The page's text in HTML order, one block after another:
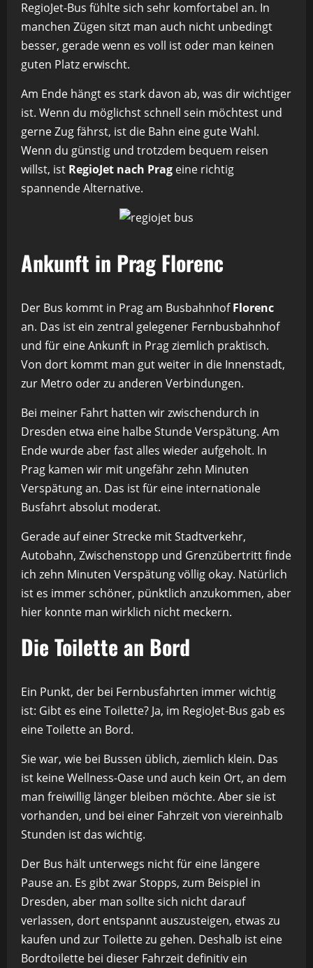
RegioJet-Bus fühlte sich sehr komfortabel an. In
manchen Zügen sitzt man auch nicht unbedingt
besser, gerade wenn es voll ist oder man keinen
guten Platz erwischt.
Am Ende hängt es stark davon ab, was dir wichtiger
ist. Wenn du möglichst schnell sein möchtest und
gerne Zug fährst, ist die Bahn eine gute Wahl.
Wenn du günstig und trotzdem bequem reisen
willst, ist RegioJet nach Prag eine richtig
spannende Alternative.
Ankunft in Prag Florenc
Der Bus kommt in Prag am BusbahnhofFlorenc
an. Das ist ein zentral gelegener Fernbusbahnhof
und für eine Ankunft in Prag ziemlich praktisch.
Von dort kommt man gut weiter in die Innenstadt,
zur Metro oder zu anderen Verbindungen.
Bei meiner Fahrt hatten wir zwischendurch in
Dresden etwa eine halbe Stunde Verspätung. Am
Ende wurde aber fast alles wieder aufgeholt. In
Prag kamen wir mit ungefähr zehn Minuten
Verspätung an. Das ist für eine internationale
Busfahrt absolut moderat.
Gerade auf einer Strecke mit Stadtverkehr,
Autobahn, Zwischenstopp und Grenzübertritt finde
ich zehn Minuten Verspätung völlig okay. Natürlich
ist es immer schöner, pünktlich anzukommen, aber
hier konnte man wirklich nicht meckern.
Die Toilette an Bord
Ein Punkt, der bei Fernbusfahrten immer wichtig
ist: Gibt es eine Toilette? Ja, im RegioJet-Bus gab es
eine Toilette an Bord.
Sie war, wie bei Bussen üblich, ziemlich klein. Das
ist keine Wellness-Oase und auch kein Ort, an dem
man freiwillig länger bleiben möchte. Aber sie ist
vorhanden, und bei einer Fahrzeit von viereinhalb
Stunden ist das wichtig.
Der Bus hält unterwegs nicht für eine längere
Pause an. Es gibt zwar Stopps, zum Beispiel in
Dresden, aber man sollte sich nicht darauf
verlassen, dort entspannt auszusteigen, etwas zu
kaufen und zur Toilette zu gehen. Deshalb ist eine
Bordtoilette bei dieser Fahrzeit definitiv ein